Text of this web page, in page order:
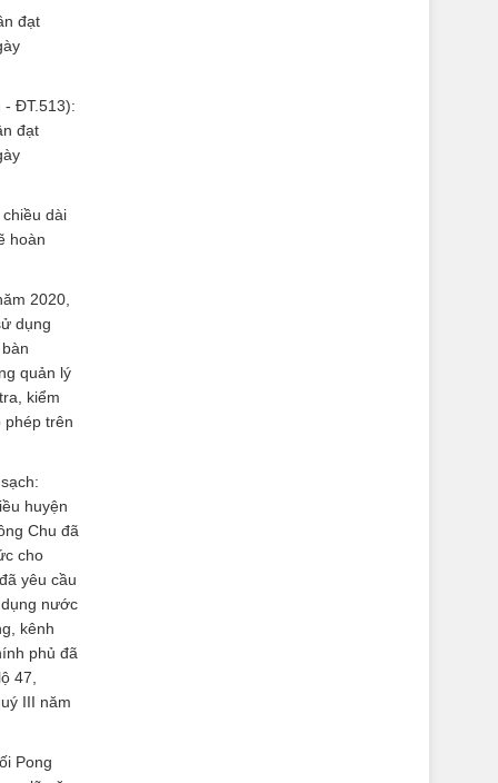
đạt
- ĐT.513):
đạt
dài
hoàn
2020,
dụng
quản lý
kiểm
phép trên
huyện
Chu đã
cho
yêu cầu
nước
kênh
phủ đã
47,
III năm
Pong